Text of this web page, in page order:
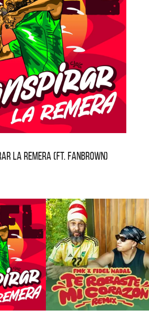
LA REMERA (FT. FANBROWN)